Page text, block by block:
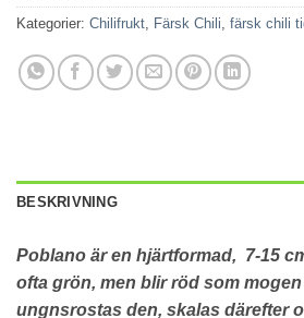
Kategorier: Chilifrukt, Färsk Chili, färsk chili
BESKRIVNING
Poblano är en hjärtformad, 7-15
ofta grön, men blir röd som mogen
ungnsrostas den, skalas därefter